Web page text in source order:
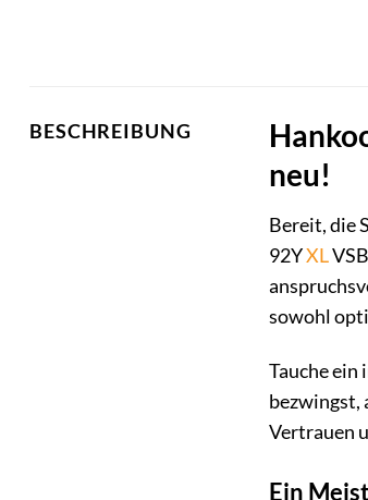
BESCHREIBUNG
neu!
Bereit, die
92YXL
sowohl
Tauche ein
bezwingst,
Vertrauen
Ein